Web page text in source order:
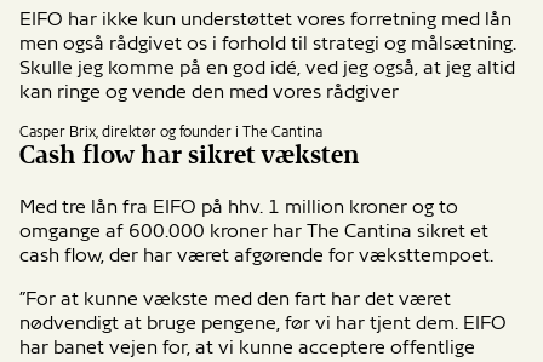
EIFO har ikke kun understøttet vores forretning med lån
men også rådgivet os i forhold til strategi og målsætning.
Skulle jeg komme på en god idé, ved jeg også, at jeg altid
kan ringe og vende den med vores rådgiver
Casper Brix, direktør og founder i The Cantina
Cash flow har sikret væksten
Med tre lån fra EIFO på hhv. 1 million kroner og to
omgange af 600.000 kroner har The Cantina sikret et
cash flow, der har været afgørende for væksttempoet.
”For at kunne vækste med den fart har det været
nødvendigt at bruge pengene, før vi har tjent dem. EIFO
har banet vejen for, at vi kunne acceptere offentlige